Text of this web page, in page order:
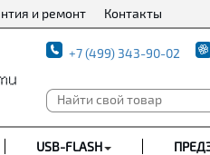
и ремонт Контакты
+7 (499) 343-90-02
USB-FLASH